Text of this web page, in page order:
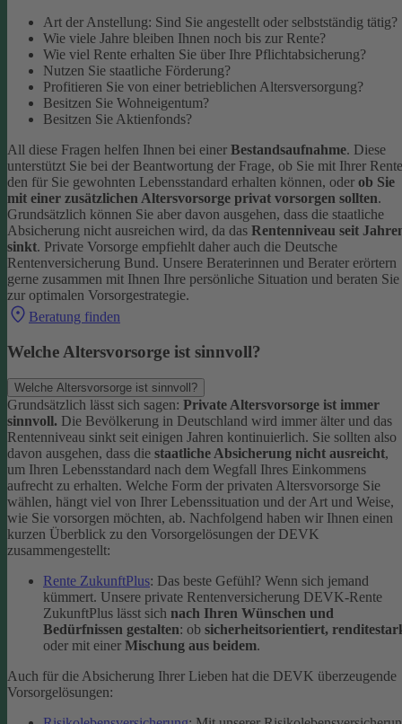
Art der Anstellung: Sind Sie angestellt oder selbstständig tätig?
Wie viele Jahre bleiben Ihnen noch bis zur Rente?
Wie viel Rente erhalten Sie über Ihre Pflichtabsicherung?
Nutzen Sie staatliche Förderung?
Profitieren Sie von einer betrieblichen Altersversorgung?
Besitzen Sie Wohneigentum?
Besitzen Sie Aktienfonds?
All diese Fragen helfen Ihnen bei einer Bestandsaufnahme. Diese
unterstützt Sie bei der Beantwortung der Frage, ob Sie mit Ihrer Rente
den für Sie gewohnten Lebensstandard erhalten können, oder ob Sie
mit einer zusätzlichen Altersvorsorge privat vorsorgen sollten.
Grundsätzlich können Sie aber davon ausgehen, dass die staatliche
Absicherung nicht ausreichen wird, da das Rentenniveau seit
sinkt. Private Vorsorge empfiehlt daher auch die Deutsche
Rentenversicherung Bund. Unsere Beraterinnen und Berater erörtern
gerne zusammen mit Ihnen Ihre persönliche Situation und beraten Sie
zur optimalen Vorsorgestrategie.
Beratung finden
Welche Altersvorsorge ist sinnvoll?
Welche Altersvorsorge ist sinnvoll?
Grundsätzlich lässt sich sagen: Private Altersvorsorge ist immer
sinnvoll. Die Bevölkerung in Deutschland wird immer älter und das
Rentenniveau sinkt seit einigen Jahren kontinuierlich. Sie sollten also
davon ausgehen, dass die staatliche Absicherung nicht ausreicht,
um Ihren Lebensstandard nach dem Wegfall Ihres Einkommens
aufrecht zu erhalten. Welche Form der privaten Altersvorsorge Sie
wählen, hängt viel von Ihrer Lebenssituation und der Art und Weise,
wie Sie vorsorgen möchten, ab. Nachfolgend haben wir Ihnen einen
kurzen Überblick zu den Vorsorgelösungen der DEVK
zusammengestellt:
Rente ZukunftPlus: Das beste Gefühl? Wenn sich jemand
kümmert. Unsere private Rentenversicherung DEVK-Rente
ZukunftPlus lässt sich nach Ihren Wünschen und
Bedürfnissen gestalten: ob sicherheitsorientiert,
oder mit einer Mischung aus beidem.
Auch für die Absicherung Ihrer Lieben hat die DEVK überzeugende
Vorsorgelösungen: